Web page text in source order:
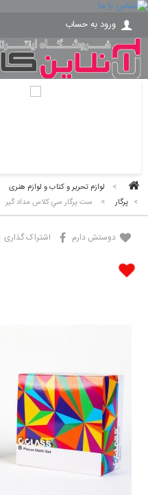
ورود به حساب
> لوازم تحریر و کتاب و لوازم هنری
> پرگار > ست پرگار سي كلاس مداد گير
دوستش دارم اشتراک گذاری